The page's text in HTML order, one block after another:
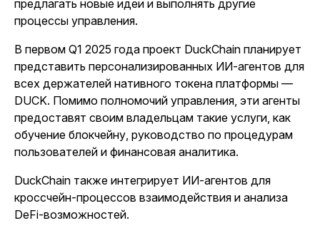
предлагать новые идеи и выполнять другие
процессы управления.
В первом Q1 2025 года проект DuckChain планирует
представить персонализированных ИИ-агентов для
всех держателей нативного токена платформы —
DUCK. Помимо полномочий управления, эти агенты
предоставят своим владельцам такие услуги, как
обучение блокчейну, руководство по процедурам
пользователей и финансовая аналитика.
DuckChain также интегрирует ИИ-агентов для
кроссчейн-процессов взаимодействия и анализа
DeFi-возможностей.